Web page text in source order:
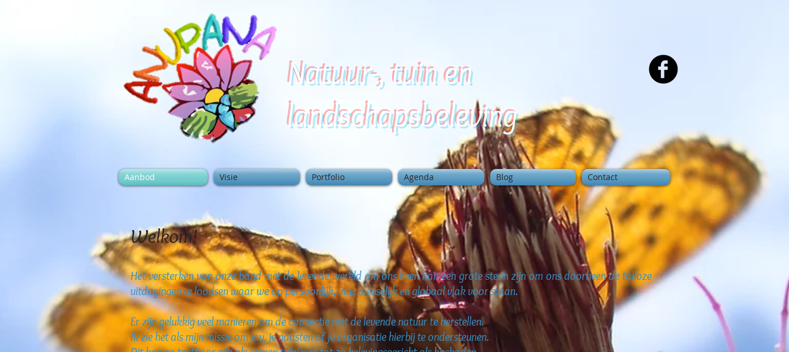
Natuur-, tuin en
landschapsbeleving
Aanbod Visie Portfolio Agenda Blog Contact
Welkom!
Het versterken van onze band met de levende wereld om ons heen kan een grote steun zijn om ons doorheen de talloze
uitdagingen te loodsen waar we op persoonlijk, intermenselijk en globaal vlak voor staan.
Er zijn gelukkig veel manieren om de connectie met de levende natuur te herstellen.
Ik zie het als mijn missie om jou, je naasten of je organisatie hierbij te ondersteunen.